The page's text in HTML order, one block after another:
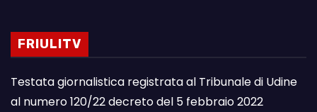
FRIULITV
Testata giornalistica registrata al Tribunale di Udine
al numero 120/22 decreto del 5 febbraio 2022